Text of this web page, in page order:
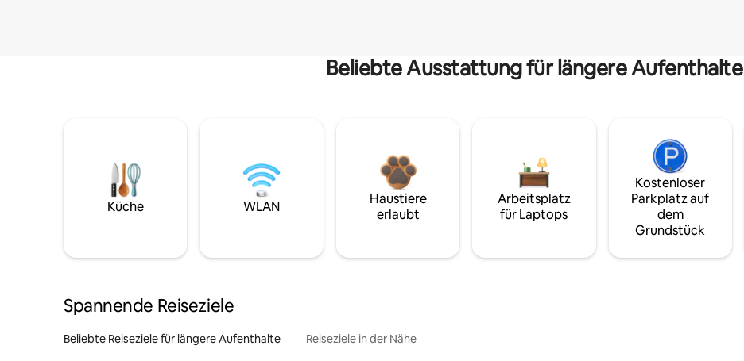
Beliebte Ausstattung für längere Aufenthalte
Küche WLAN
Haustiere
erlaubt
Arbeitsplatz
für Laptops
Kostenloser
Parkplatz auf
dem
Grundstück
Spannende Reiseziele
Beliebte Reiseziele für längere Aufenthalte Reiseziele in der Nähe